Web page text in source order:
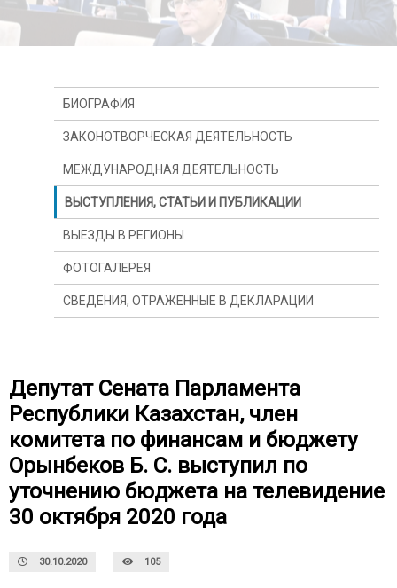
Депутат Сената Парламента
Республики Казахстан, член
комитета по финансам и бюджету
Орынбеков Б. С. выступил по
уточнению бюджета на телевидение
30 октября 2020 года
30.10.2020 105
БИОГРАФИЯ
ЗАКОНОТВОРЧЕСКАЯ ДЕЯТЕЛЬНОСТЬ
МЕЖДУНАРОДНАЯ ДЕЯТЕЛЬНОСТЬ
ВЫСТУПЛЕНИЯ, СТАТЬИ И ПУБЛИКАЦИИ
ВЫЕЗДЫ В РЕГИОНЫ
ФОТОГАЛЕРЕЯ
СВЕДЕНИЯ, ОТРАЖЕННЫЕ В ДЕКЛАРАЦИИ